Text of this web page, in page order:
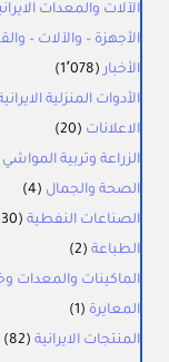
الآلات والمعدات
الأجهزة – والآلات –
الأخبار(1٬078)
الأدوات المنزلية
الاعلانات (20)
الزراعة وتربية
الصحة والجمال (4)
الصناعات النفطية (30)
الطباعة (2)
الماكينات والمعدات
المعايرة (1)
المنتجات الايرانية (82)